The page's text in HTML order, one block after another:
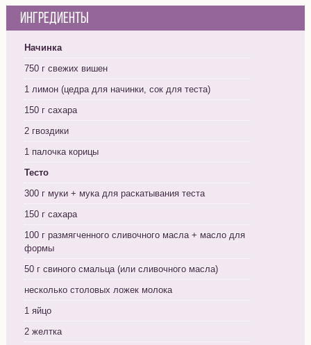
Ингредиенты
Начинка
750 г свежих вишен
1 лимон (цедра для начинки, сок для теста)
150 г сахара
2 гвоздики
1 палочка корицы
Тесто
300 г муки + мука для раскатывания теста
150 г сахара
100 г размягченного сливочного масла + масло для
формы
50 г свиного смальца (или сливочного масла)
несколько столовых ложек молока
1 яйцо
2 желтка